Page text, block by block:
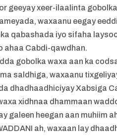
geeyay xeer-ilaalinta
waxaanu eegay
qabashada iyo sifaha
ahaa Cabdi-qawdhan.
gobolka waxa aan ka
saldhiga, waxaanu
dhadhaadhiciyay Xabsiga
xidhnaa dhammaan
galeen heegan aan muhiim
ah, waxaan lay